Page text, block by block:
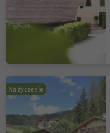
Na życzenie